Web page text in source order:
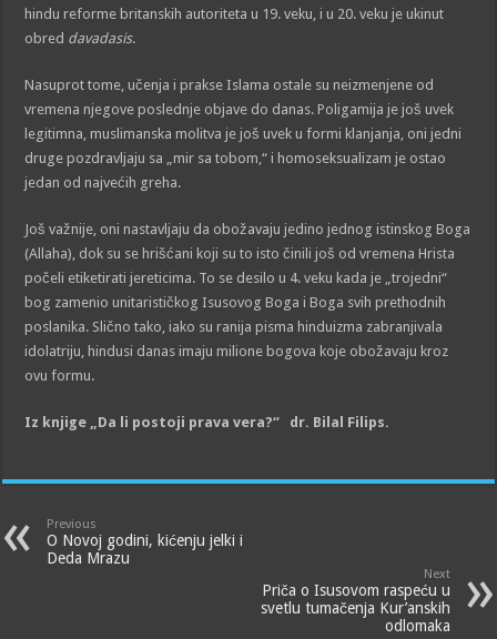
hindu reforme britanskih autoriteta u 19. veku, i u 20. veku je ukinut
obred davadasis.
Nasuprot tome, učenja i prakse Islama ostale su neizmenjene od
vremena njegove poslednje objave do danas. Poligamija je još uvek
legitimna, muslimanska molitva je još uvek u formi klanjanja, oni jedni
druge pozdravljaju sa „mir sa tobom,“ i homoseksualizam je ostao
jedan od najvećih greha.
Još važnije, oni nastavljaju da obožavaju jedino jednog istinskog Boga
(Allaha), dok su se hrišćani koji su to isto činili još od vremena Hrista
počeli etiketirati jereticima. To se desilo u 4. veku kada je „trojedni“
bog zamenio unitarističkog Isusovog Boga i Boga svih prethodnih
poslanika. Slično tako, iako su ranija pisma hinduizma zabranjivala
idolatriju, hindusi danas imaju milione bogova koje obožavaju kroz
ovu formu.
Iz knjige „Da li postoji prava vera?“ dr. Bilal Filips.
Previous
O Novoj godini, kićenju jelki i
Deda Mrazu
Next
Priča o Isusovom raspeću u
svetlu tumačenja Kur’anskih
odlomaka